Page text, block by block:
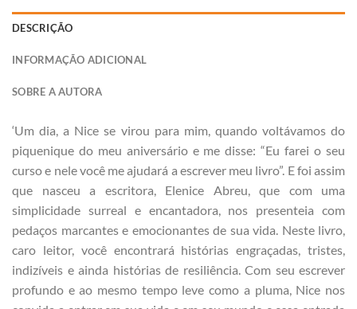
DESCRIÇÃO
INFORMAÇÃO ADICIONAL
SOBRE A AUTORA
‘Um dia, a Nice se virou para mim, quando voltávamos do
piquenique do meu aniversário e me disse: “Eu farei o seu
curso e nele você me ajudará a escrever meu livro”. E foi assim
que nasceu a escritora, Elenice Abreu, que com uma
simplicidade surreal e encantadora, nos presenteia com
pedaços marcantes e emocionantes de sua vida. Neste livro,
caro leitor, você encontrará histórias engraçadas, tristes,
indizíveis e ainda histórias de resiliência. Com seu escrever
profundo e ao mesmo tempo leve como a pluma, Nice nos